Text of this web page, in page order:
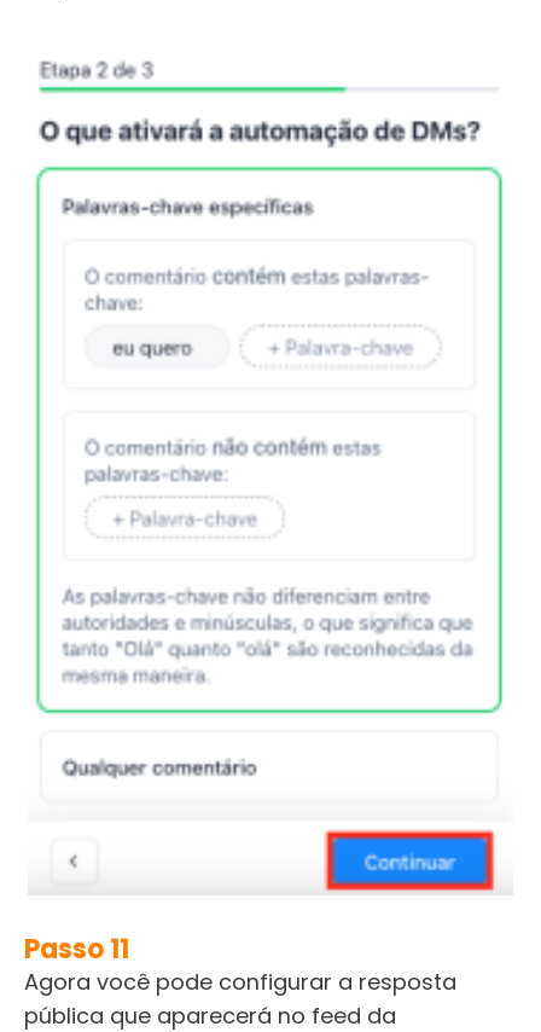
Passo 11
Agora você pode configurar a resposta
pública que aparecerá no feed da